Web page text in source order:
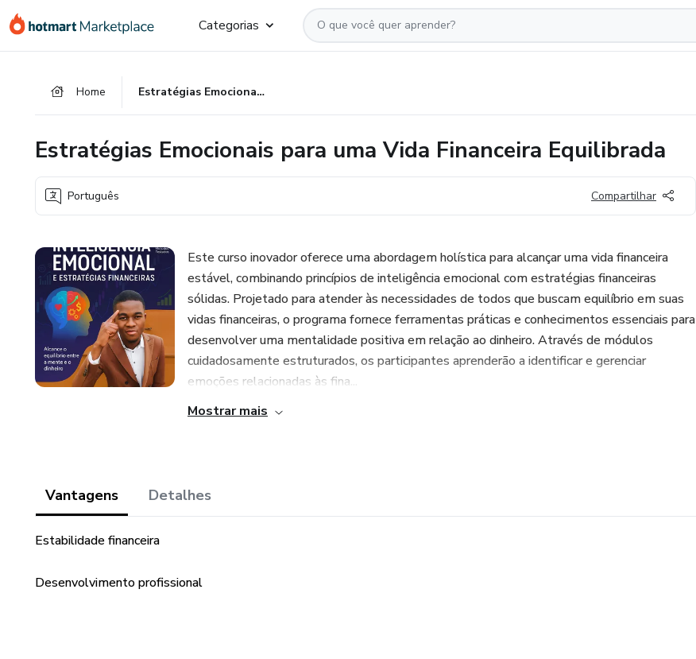
para
para
para
Categorias
Home Estratégias Emocionais para uma Vida Financeira Equilibrada
Estratégias Emocionais para uma Vida Financeira Equilibrada
Português Compartilhar
Este curso inovador oferece uma abordagem holística para alcançar uma vida financeira
estável, combinando princípios de inteligência emocional com estratégias financeiras
sólidas. Projetado para atender às necessidades de todos que buscam equilíbrio em suas
vidas financeiras, o programa fornece ferramentas práticas e conhecimentos essenciais para
desenvolver uma mentalidade positiva em relação ao dinheiro. Através de módulos
cuidadosamente estruturados, os participantes aprenderão a identificar e gerenciar
emoções relacionadas às fina...
Mostrar mais
Vantagens Detalhes
Estabilidade financeira
Desenvolvimento profissional